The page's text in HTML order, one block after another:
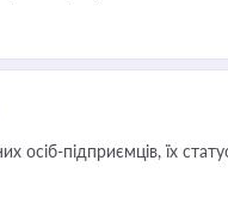
осіб-підприємців, їх